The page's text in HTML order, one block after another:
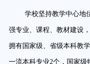
学校坚持教学中心地
强专业、课程、教材建设
拥有国家级、省级本科教
一流本科专业2个，国家级